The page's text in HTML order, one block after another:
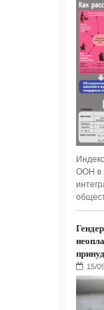
ООН в